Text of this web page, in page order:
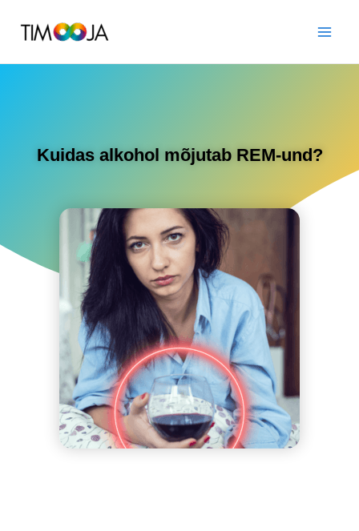
Kuidas alkohol mõjutab REM-und?